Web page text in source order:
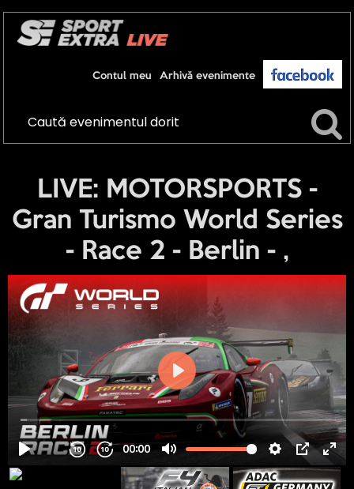
Arhivă evenimente
Contul meu
LIVE: MOTORSPORTS -
Gran Turismo World Series
- Race 2 - Berlin - ,